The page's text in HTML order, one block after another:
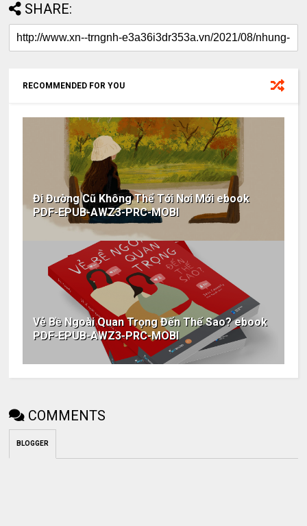
SHARE:
RECOMMENDED FOR YOU
Đi Đường Cũ Không Thể Tới Nơi Mới ebook
PDF-EPUB-AWZ3-PRC-MOBI
Vẻ Bề Ngoài Quan Trọng Đến Thế Sao? ebook
PDF-EPUB-AWZ3-PRC-MOBI
COMMENTS
BLOGGER